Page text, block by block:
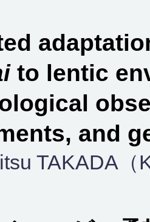
to lentic
and
TAKADA（